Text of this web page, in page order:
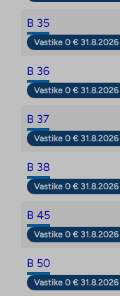
B 35
Vastike 0 €
B 36
Vastike 0 €
B 37
Vastike 0 €
B 38
Vastike 0 €
B 45
Vastike 0 €
B 50
Vastike 0 €